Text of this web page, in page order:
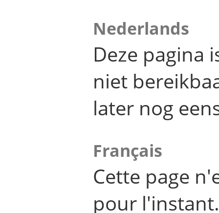
Nederlands
Deze pagina
niet
later nog
Français
Cette page
pour